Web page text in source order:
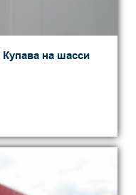
на шасси